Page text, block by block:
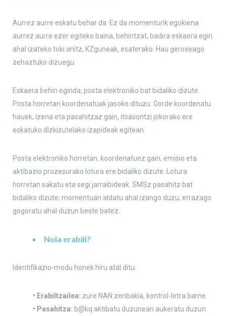
Aurrez aurre eskatu behar da. Ez da momenturik egokiena
aurrez aurre ezer egiteko baina, behintzat, badira eskaera egin
ahal izateko toki anitz, KZguneak, esaterako. Hau geroxeago
zehaztuko dizuegu.
Eskaera behin eginda, posta elektroniko bat bidaliko dizute.
Posta horretan koordenatuak jasoko dituzu. Gorde koordenatu
hauek, izena eta pasahitzaz gain, itsasontzi jokorako ere
eskatuko dizkizutelako izapideak egitean.
Posta elektroniko horretan, koordenatuez gain, emisio eta
aktibazio prozesurako lotura ere bidaliko dizute. Lotura
horretan sakatu eta segi jarraibideak. SMSz pasahitz bat
bidaliko dizute; momentuan aldatu ahal izango duzu, errazago
gogoratu ahal duzun beste batez.
Nola erabili?
Identifikazio-modu honek hiru atal ditu:
• Erabiltzailea: zure NAN zenbakia, kontrol-letra barne.
• Pasahitza: b@kq aktibatu duzunean aukeratu duzun